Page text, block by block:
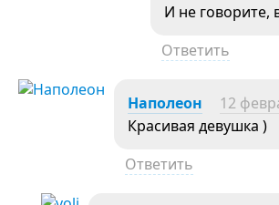
И не говорите,
Ответить
Наполеон 12
Красивая девушка )
Ответить